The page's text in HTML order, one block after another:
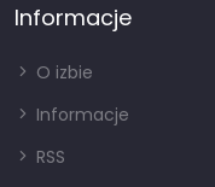
Informacje
O izbie
Informacje
RSS